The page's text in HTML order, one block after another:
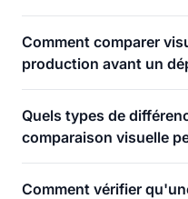
Comment comparer
production avant un
Quels types de
comparaison visuelle
Comment vérifier